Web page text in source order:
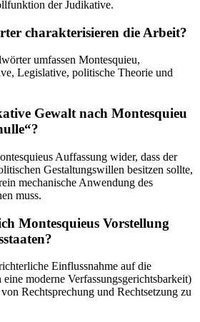
der Judikative.
charakterisieren die Arbeit?
umfassen Montesquieu,
Legislative, politische Theorie und
Gewalt nach Montesquieu
Auffassung wider, dass der
Gestaltungswillen besitzen sollte,
mechanische Anwendung des
muss.
Montesquieus Vorstellung
Einflussnahme auf die
moderne Verfassungsgerichtsbarkeit)
Rechtsprechung und Rechtsetzung zu